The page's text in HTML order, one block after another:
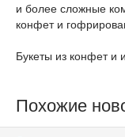
и более сложные
конфет и
Букеты из конфет и
Похожие